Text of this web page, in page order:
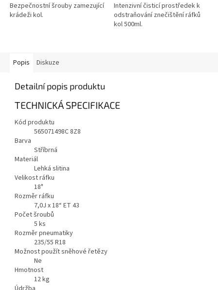
Bezpečnostní šrouby zamezující
krádeži kol.
Intenzivní čisticí prostředek k
odstraňování znečištění ráfků
kol 500ml.
Popis Diskuze
Detailní popis produktu
TECHNICKÁ SPECIFIKACE
Kód produktu
565071498C 8Z8
Barva
Stříbrná
Materiál
Lehká slitina
Velikost ráfku
18"
Rozměr ráfku
7,0J x 18“ ET 43
Počet šroubů
5 ks
Rozměr pneumatiky
235/55 R18
Možnost použít sněhové řetězy
Ne
Hmotnost
12kg